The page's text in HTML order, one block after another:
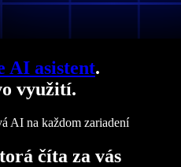
AI asistent.
využití.
AI na každom zariadení
číta za vás